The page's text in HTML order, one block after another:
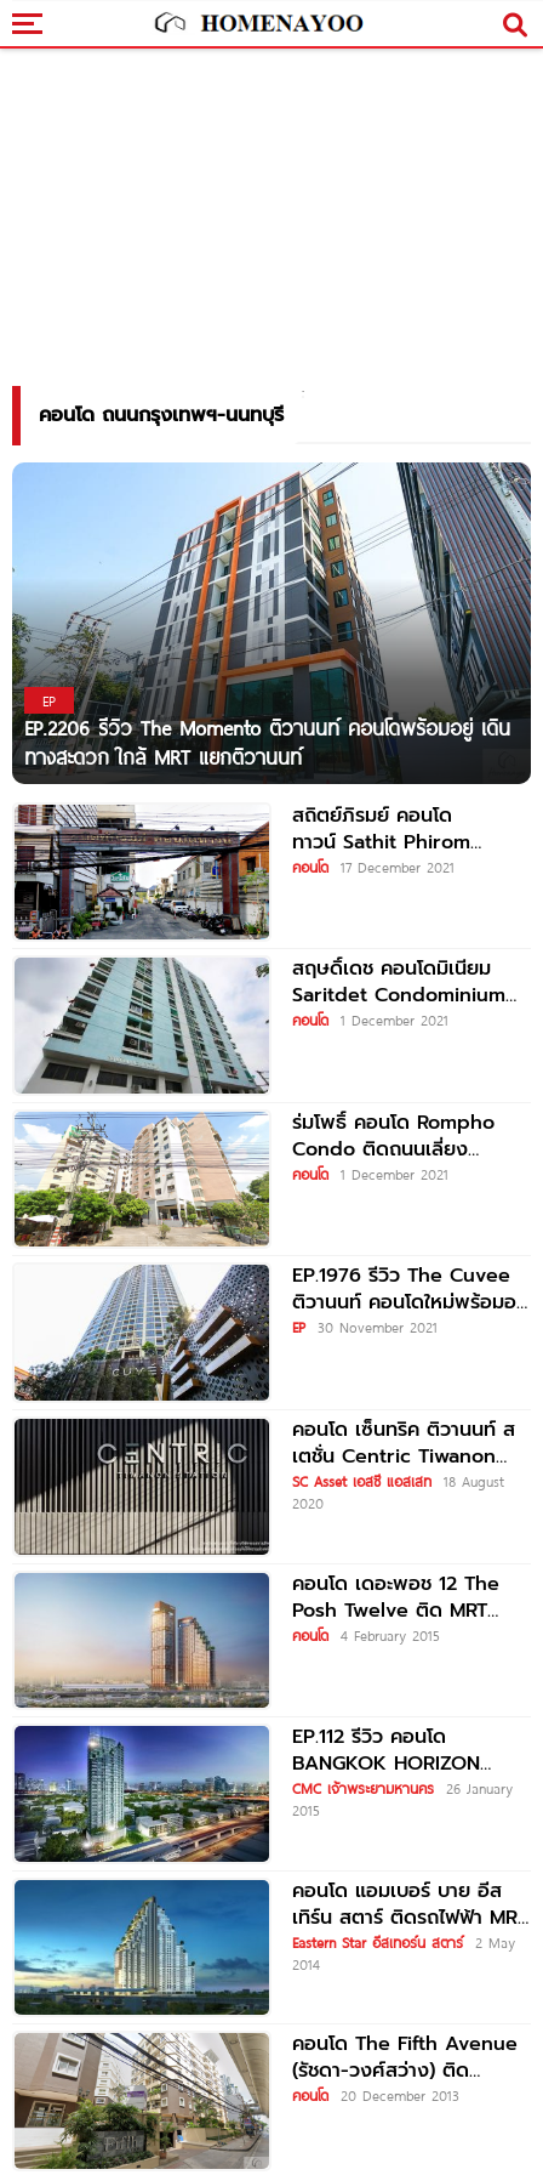
คอนโด ถนนกรุงเทพฯ-นนทบุรี
EP
EP.2206 รีวิว The Momento ติวานนท์ คอนโดพร้อมอยู่ เดิน
ทางสะดวก ใกล้ MRT แยกติวานนท์
สถิตย์ภิรมย์ คอนโด
ทาวน์ Sathit Phirom
Condotown ใกล้รถไฟฟ้า
คอนโด 17 December 2021
สฤษดิ์เดช คอนโดมิเนียม
Saritdet Condominium
คอนโดใกล้ MRT แยก
คอนโด 1 December 2021
ร่มโพธิ์ คอนโด Rompho
Condo ติดถนนเลี่ยง
เมืองนนทบุรี ใกล้ MRT
คอนโด 1 December 2021
EP.1976 รีวิว The Cuvee
ติวานนท์ คอนโดใหม่พร้อมอยู่
เดินทางสะดวก ติด MRT
EP 30 November 2021
คอนโด เซ็นทริค ติวานนท์ ส
เตชั่น Centric Tiwanon
Station ใกล้ MRT แยก
ติวานนท์
SC Asset เอสซี แอสเสท 18 August
2020
คอนโด เดอะพอช 12 The
Posh Twelve ติด MRT
กระทรวงสาธารณสุข
คอนโด 4 February 2015
EP.112 รีวิว คอนโด
BANGKOK HORIZON
ติวานนท์ ใกล้รถไฟฟ้า MRT
ติวานนท์
CMC เจ้าพระยามหานคร 26 January
2015
คอนโด แอมเบอร์ บาย อีส
เทิร์น สตาร์ ติดรถไฟฟ้า MRT
แยกติวานนท์
Eastern Star อีสเทอร์น สตาร์ 2 May
2014
คอนโด The Fifth Avenue
(รัชดา-วงศ์สว่าง) ติด
รถไฟฟ้า MRT แยกติวานนท์
คอนโด 20 December 2013